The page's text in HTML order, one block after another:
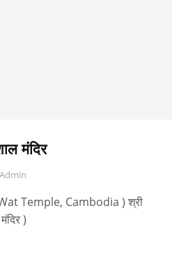
मंदिर
Admin
Temple, Cambodia ) श्री
)